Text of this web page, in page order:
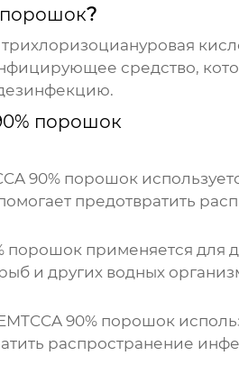
порошок?
средство,
порошок
90% порошок
предотвратить
порошокприменяется для
и других водных
90% порошок
распространение